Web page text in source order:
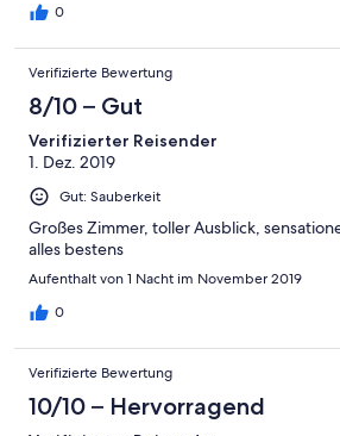
0
Verifizierte Bewertung
8/10 – Gut
Verifizierter Reisender
1. Dez. 2019
Gut: Sauberkeit
Großes Zimmer, toller Ausblick,
alles bestens
Aufenthalt von 1 Nacht im November 2019
0
Verifizierte Bewertung
10/10 – Hervorragend